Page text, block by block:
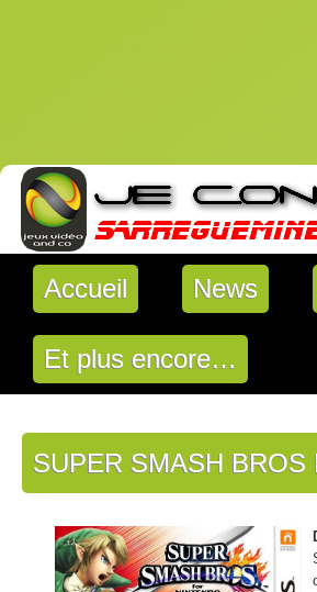
Accueil News
Et plus encore…
SUPER SMASH BROS